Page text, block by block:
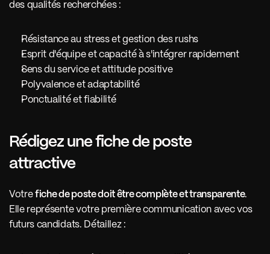
des qualités recherchées :
Résistance au stress et gestion des rushs
Esprit d'équipe et capacité à s'intégrer rapidement
Sens du service et attitude positive
Polyvalence et adaptabilité
Ponctualité et fiabilité
Rédigez une fiche de poste
attractive
Votre fiche de poste doit être complète et transparente.
Elle représente votre première communication avec vos
futurs candidats. Détaillez :